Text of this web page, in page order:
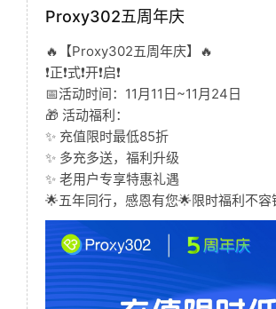
Proxy302五周年庆
🔥【Proxy302五周年庆】🔥
❗️正❗️式❗️开❗️启❗️
📅活动时间：11月11日~11月24日
🎁 活动福利：
✨ 充值限时最低85折
✨ 多充多送，福利升级
✨ 老用户专享特惠礼遇
🌟五年同行，感恩有您🌟限时福利不容